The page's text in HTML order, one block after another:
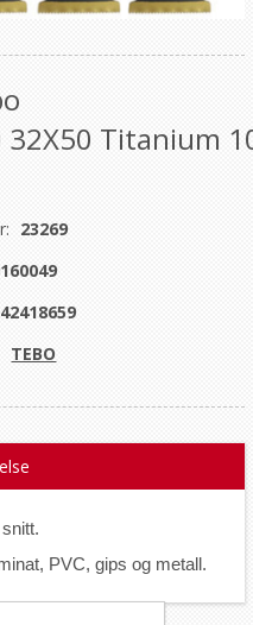
Titanium
23269
TEBO
PVC, gips og metall.